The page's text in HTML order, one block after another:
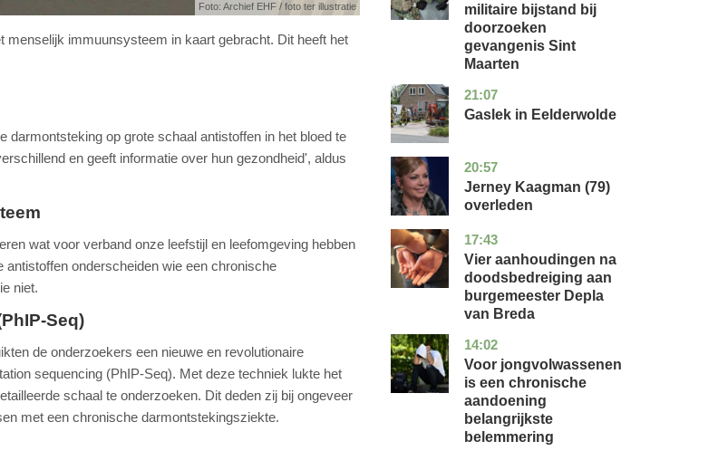
Foto: Archief EHF / foto ter illustratie
immuunsysteem in kaart gebracht. Dit heeft het
op grote schaal antistoffen in het bloed te
en geeft informatie over hun gezondheid', aldus
wat voor verband onze leefstijl en leefomgeving hebben
onderscheiden wie een chronische
niet.
Seq)
de onderzoekers een nieuwe en revolutionaire
sequencing (PhIP-Seq). Met deze techniek lukte het
schaal te onderzoeken. Dit deden zij bij ongeveer
met een chronische darmontstekingsziekte.
militaire bijstand bij
doorzoeken
gevangenis Sint
Maarten
21:07
drenthe
nieuws
Gaslek in Eelderwolde
20:57
noord-
glossy
Jerney Kaagman (79)
overleden
17:43
noord-
brabant
nieuws
Vier aanhoudingen na
doodsbedreiging aan
burgemeester Depla
van Breda
14:02
utrecht
gezondheid
Voor jongvolwassenen
is een chronische
aandoening
belangrijkste
belemmering